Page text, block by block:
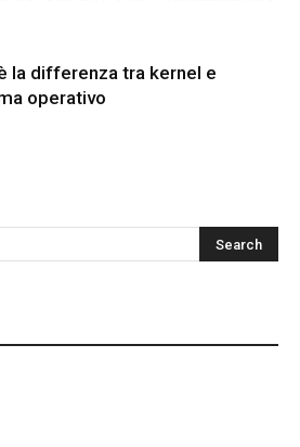
la differenza tra kernel e
operativo